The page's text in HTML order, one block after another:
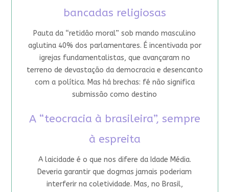
bancadas religiosas
Pauta da “retidão moral” sob mando masculino
aglutina 40% dos parlamentares. É incentivada por
igrejas fundamentalistas, que avançaram no
terreno de devastação da democracia e desencanto
com a política. Mas há brechas: fé não significa
submissão como destino
A “teocracia à brasileira”, sempre
à espreita
A laicidade é o que nos difere da Idade Média.
Deveria garantir que dogmas jamais poderiam
interferir na coletividade. Mas, no Brasil,